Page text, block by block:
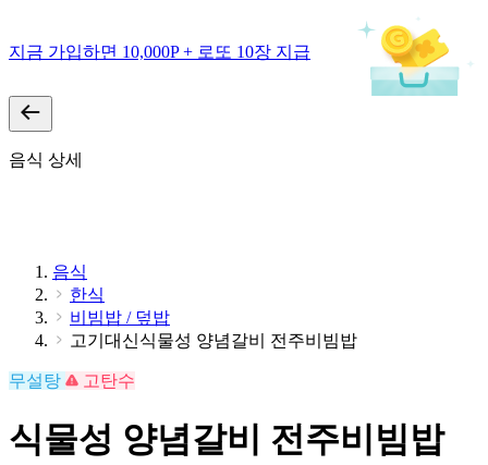
지금 가입하면 10,000P + 로또 10장 지급
음식 상세
음식
한식
비빔밥 / 덮밥
고기대신식물성 양념갈비 전주비빔밥
무설탕 고탄수
식물성 양념갈비 전주비빔밥